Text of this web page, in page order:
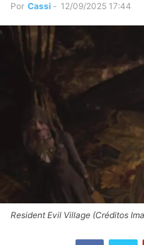
Por Cassi - 12/09/2025 17:44
Resident Evil Village (Créditos